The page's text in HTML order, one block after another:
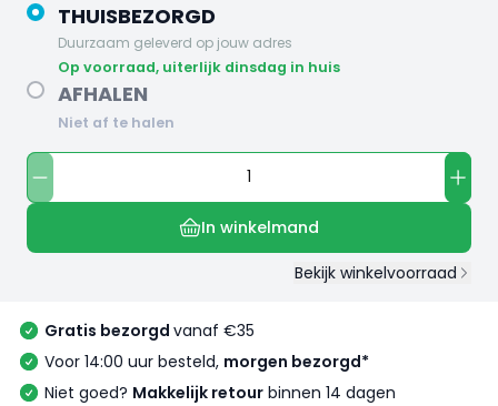
THUISBEZORGD
Duurzaam geleverd op jouw adres
op voorraad, uiterlijk dinsdag in huis
AFHALEN
Niet af te halen
In winkelmand
Bekijk winkelvoorraad
Gratis bezorgd vanaf €35
Voor 14:00 uur besteld, morgen bezorgd*
Niet goed? Makkelijk retour binnen 14 dagen